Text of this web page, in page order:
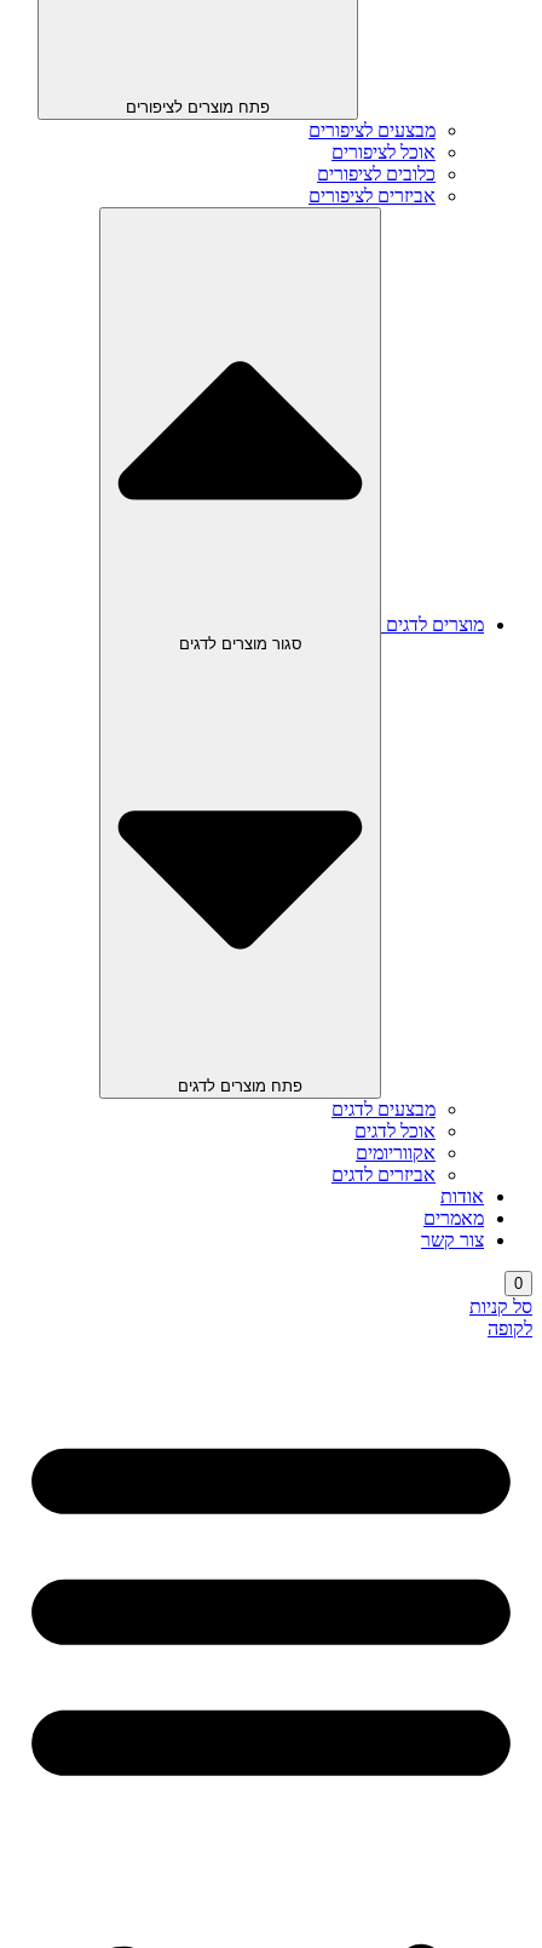
פתח מוצרים לציפורים
מבצעים לציפורים
אוכל לציפורים
כלובים לציפורים
אביזרים לציפורים
מוצרים לדגים
סגור מוצרים לדגים
פתח מוצרים לדגים
מבצעים לדגים
אוכל לדגים
אקווריומים
אביזרים לדגים
אודות
מאמרים
צור קשר
0
סל קניות
לקופה